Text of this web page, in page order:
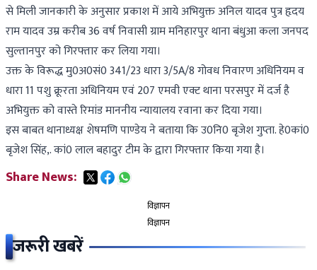
से मिली जानकारी के अनुसार प्रकाश में आये अभियुक्त अनिल यादव पुत्र हृदय
राम यादव उम्र करीब 36 वर्ष निवासी ग्राम मनिहारपुर थाना बंधुआ कला जनपद
सुल्तानपुर को गिरफ्तार कर लिया गया।
उक्त के विरूद्ध मु0अ0सं0 341/23 धारा 3/5A/8 गोवध निवारण अधिनियम व
धारा 11 पशु क्रूरता अधिनियम एवं 207 एमवी एक्ट थाना परसपुर में दर्ज है
अभियुक्त को वास्ते रिमांड माननीय न्यायालय रवाना कर दिया गया।
इस बाबत थानाध्यक्ष शेषमणि पाण्डेय ने बताया कि उ0नि0 बृजेश गुप्ता. हे0कां0
बृजेश सिंह,. कां0 लाल बहादुर टीम के द्वारा गिरफ्तार किया गया है।
Share News:
विज्ञापन
विज्ञापन
जरूरी खबरें